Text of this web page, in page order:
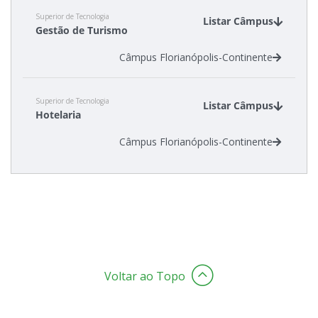
Superior de Tecnologia
Gestão de Turismo
Listar Câmpus
Câmpus Florianópolis-Continente
Superior de Tecnologia
Hotelaria
Listar Câmpus
Câmpus Florianópolis-Continente
Voltar ao Topo